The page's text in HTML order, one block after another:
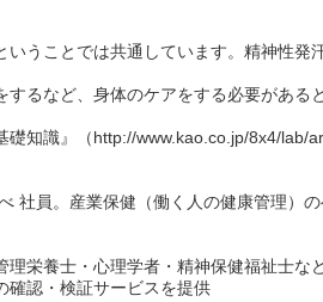
うことでは共通しています。精神性発
るなど、身体のケアをする必要がある
知識』（http://www.kao.co.jp/8x4/lab/
社員。産業保健（働く人の健康管理）
理栄養士・心理学者・精神保健福祉士な
確認・検証サービスを提供